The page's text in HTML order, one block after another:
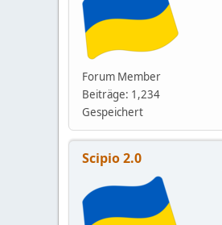
Forum Member
Beiträge: 1,234
Gespeichert
Scipio 2.0